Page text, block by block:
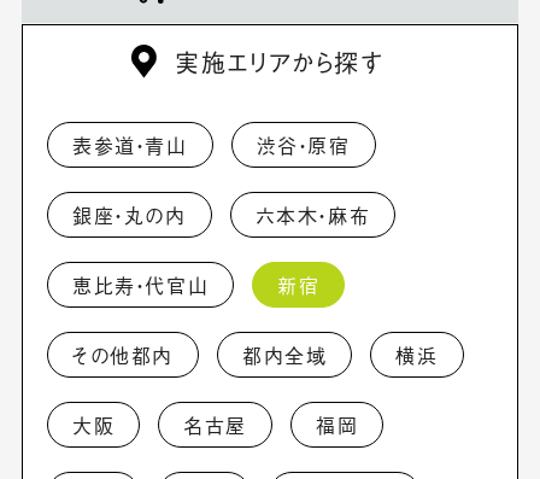
実施エリアから探す
表参道・青山 渋谷・原宿
銀座・丸の内 六本木・麻布
恵比寿・代官山 新宿
その他都内 都内全域 横浜
大阪 名古屋 福岡